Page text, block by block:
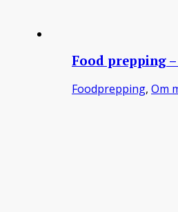
Food prepping
Foodprepping, Om